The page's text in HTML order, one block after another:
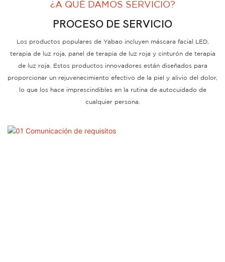
¿A QUÉ DAMOS SERVICIO?
PROCESO DE SERVICIO
Los productos populares de Yabao incluyen máscara facial LED,
terapia de luz roja, panel de terapia de luz roja y cinturón de terapia
de luz roja. Estos productos innovadores están diseñados para
proporcionar un rejuvenecimiento efectivo de la piel y alivio del dolor,
lo que los hace imprescindibles en la rutina de autocuidado de
cualquier persona.